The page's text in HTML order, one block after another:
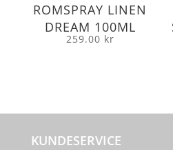
ROMSPRAY LINEN
DREAM 100ML
259.00 kr
KUNDESERVICE